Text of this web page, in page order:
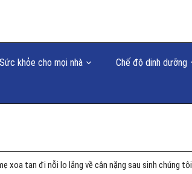
Sức khỏe cho mọi nhà Chế độ dinh dưỡng
xoa tan đi nỗi lo lắng về cân nặng sau sinh chúng tôi